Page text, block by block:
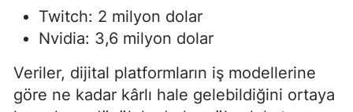
Twitch: 2 milyon dolar
Nvidia: 3,6 milyon dolar
Veriler, dijital platformların iş modellerine
göre ne kadar kârlı hale gelebildiğini ortaya